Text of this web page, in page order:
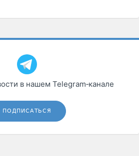
в нашем Telegram‑канале
ПОДПИСАТЬСЯ